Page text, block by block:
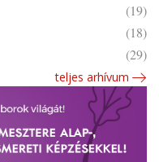
(19)
(18)
(29)
teljes arhívum